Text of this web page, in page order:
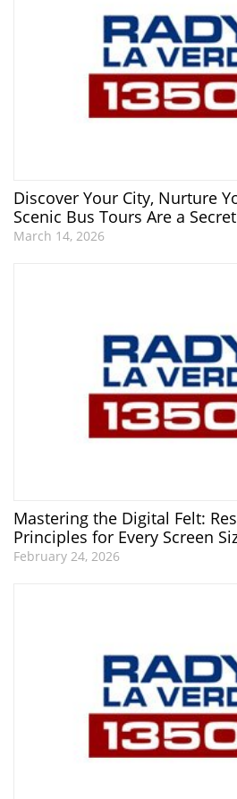
Discover Your City, Nurture
Scenic Bus Tours Are a
March 14, 2026
Mastering the Digital Felt:
Principles for Every Screen
February 24, 2026